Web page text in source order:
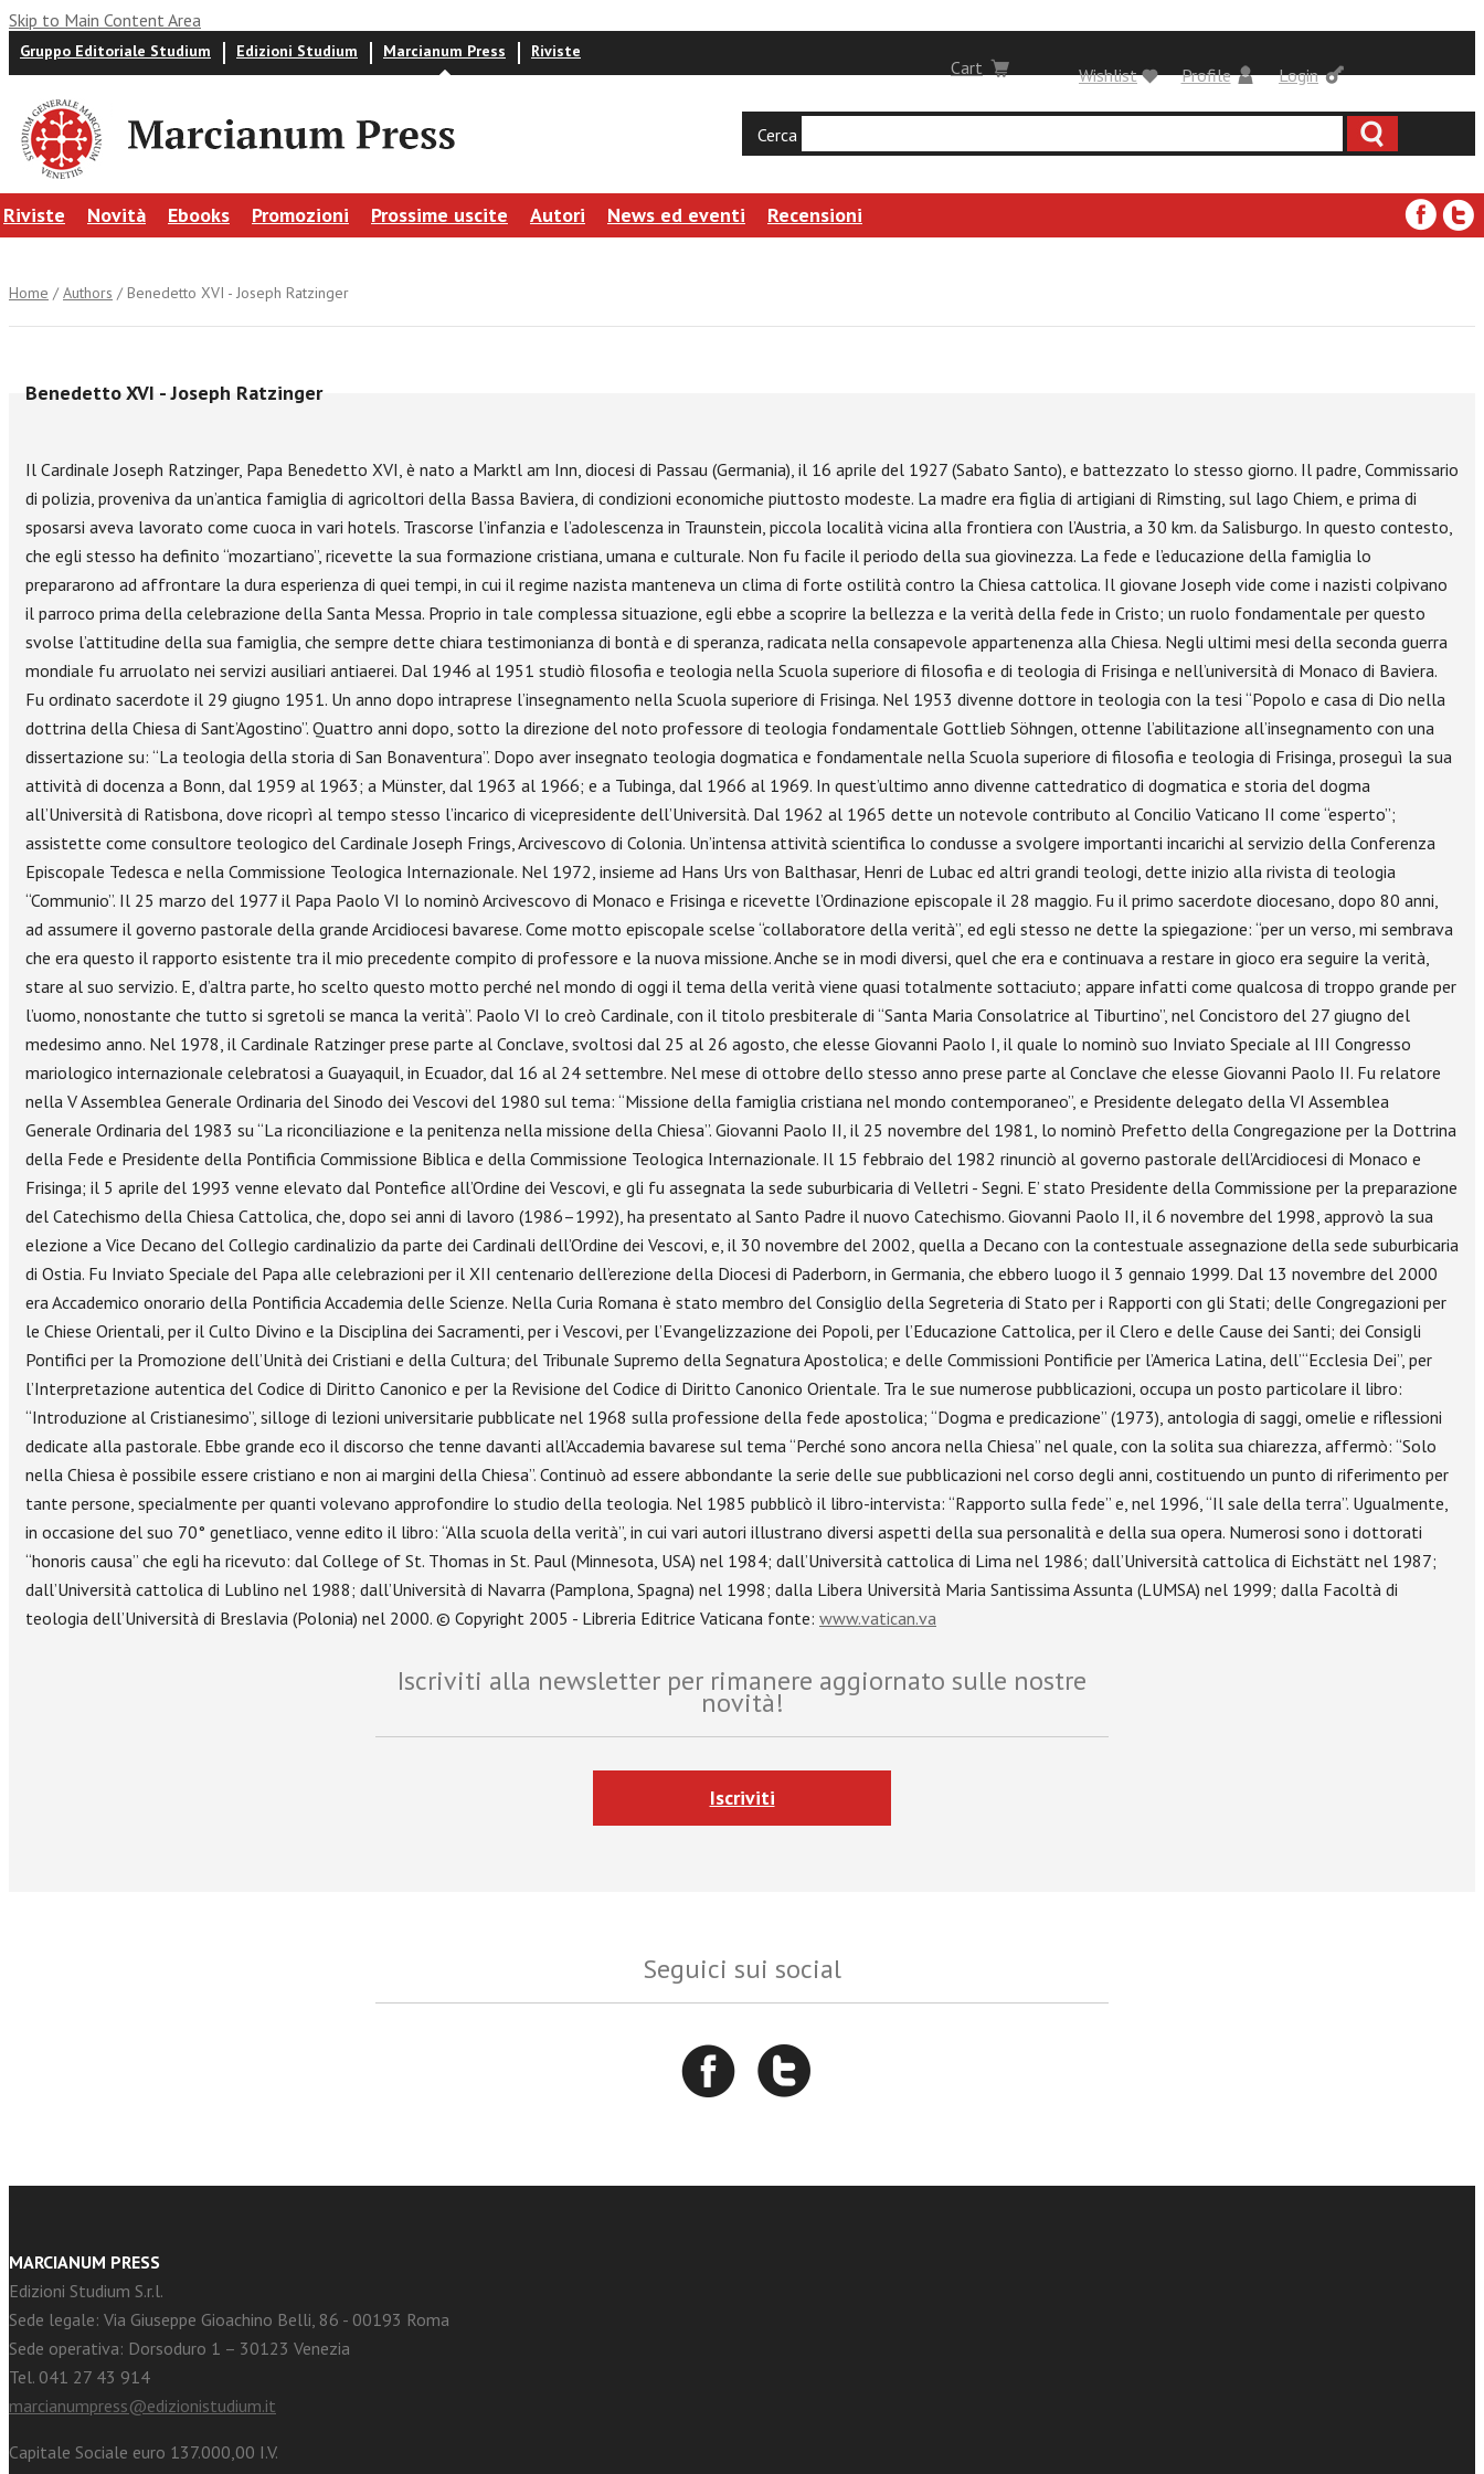
Skip to Main Content Area
Gruppo Editoriale Studium Edizioni Studium Marcianum Press Riviste
Login
Cart Profile
Wishlist
Cerca
Riviste Novità Ebooks Promozioni Prossime uscite Autori News ed eventi Recensioni
Home /Authors / Benedetto XVI - Joseph Ratzinger
Benedetto XVI - Joseph Ratzinger
Il Cardinale Joseph Ratzinger, Papa Benedetto XVI, è nato a Marktl am Inn, diocesi di Passau (Germania), il 16 aprile del 1927 (Sabato Santo), e battezzato lo stesso giorno. Il padre, Commissario
di polizia, proveniva da un’antica famiglia di agricoltori della Bassa Baviera, di condizioni economiche piuttosto modeste. La madre era figlia di artigiani di Rimsting, sul lago Chiem, e prima di
sposarsi aveva lavorato come cuoca in vari hotels. Trascorse l’infanzia e l’adolescenza in Traunstein, piccola località vicina alla frontiera con l’Austria, a 30 km. da Salisburgo. In questo contesto,
che egli stesso ha definito “mozartiano”, ricevette la sua formazione cristiana, umana e culturale. Non fu facile il periodo della sua giovinezza. La fede e l’educazione della famiglia lo
prepararono ad affrontare la dura esperienza di quei tempi, in cui il regime nazista manteneva un clima di forte ostilità contro la Chiesa cattolica. Il giovane Joseph vide come i nazisti colpivano
il parroco prima della celebrazione della Santa Messa. Proprio in tale complessa situazione, egli ebbe a scoprire la bellezza e la verità della fede in Cristo; un ruolo fondamentale per questo
svolse l’attitudine della sua famiglia, che sempre dette chiara testimonianza di bontà e di speranza, radicata nella consapevole appartenenza alla Chiesa. Negli ultimi mesi della seconda guerra
mondiale fu arruolato nei servizi ausiliari antiaerei. Dal 1946 al 1951 studiò filosofia e teologia nella Scuola superiore di filosofia e di teologia di Frisinga e nell’università di Monaco di Baviera.
Fu ordinato sacerdote il 29 giugno 1951. Un anno dopo intraprese l’insegnamento nella Scuola superiore di Frisinga. Nel 1953 divenne dottore in teologia con la tesi “Popolo e casa di Dio nella
dottrina della Chiesa di Sant’Agostino”. Quattro anni dopo, sotto la direzione del noto professore di teologia fondamentale Gottlieb Söhngen, ottenne l’abilitazione all’insegnamento con una
dissertazione su: “La teologia della storia di San Bonaventura”. Dopo aver insegnato teologia dogmatica e fondamentale nella Scuola superiore di filosofia e teologia di Frisinga, proseguì la sua
attività di docenza a Bonn, dal 1959 al 1963; a Münster, dal 1963 al 1966; e a Tubinga, dal 1966 al 1969. In quest’ultimo anno divenne cattedratico di dogmatica e storia del dogma
all’Università di Ratisbona, dove ricoprì al tempo stesso l’incarico di vicepresidente dell’Università. Dal 1962 al 1965 dette un notevole contributo al Concilio Vaticano II come “esperto”;
assistette come consultore teologico del Cardinale Joseph Frings, Arcivescovo di Colonia. Un’intensa attività scientifica lo condusse a svolgere importanti incarichi al servizio della Conferenza
Episcopale Tedesca e nella Commissione Teologica Internazionale. Nel 1972, insieme ad Hans Urs von Balthasar, Henri de Lubac ed altri grandi teologi, dette inizio alla rivista di teologia
“Communio”. Il 25 marzo del 1977 il Papa Paolo VI lo nominò Arcivescovo di Monaco e Frisinga e ricevette l’Ordinazione episcopale il 28 maggio. Fu il primo sacerdote diocesano, dopo 80 anni,
ad assumere il governo pastorale della grande Arcidiocesi bavarese. Come motto episcopale scelse “collaboratore della verità”, ed egli stesso ne dette la spiegazione: “per un verso, mi sembrava
che era questo il rapporto esistente tra il mio precedente compito di professore e la nuova missione. Anche se in modi diversi, quel che era e continuava a restare in gioco era seguire la verità,
stare al suo servizio. E, d’altra parte, ho scelto questo motto perché nel mondo di oggi il tema della verità viene quasi totalmente sottaciuto; appare infatti come qualcosa di troppo grande per
l’uomo, nonostante che tutto si sgretoli se manca la verità”. Paolo VI lo creò Cardinale, con il titolo presbiterale di “Santa Maria Consolatrice al Tiburtino”, nel Concistoro del 27 giugno del
medesimo anno. Nel 1978, il Cardinale Ratzinger prese parte al Conclave, svoltosi dal 25 al 26 agosto, che elesse Giovanni Paolo I, il quale lo nominò suo Inviato Speciale al III Congresso
mariologico internazionale celebratosi a Guayaquil, in Ecuador, dal 16 al 24 settembre. Nel mese di ottobre dello stesso anno prese parte al Conclave che elesse Giovanni Paolo II. Fu relatore
nella V Assemblea Generale Ordinaria del Sinodo dei Vescovi del 1980 sul tema: “Missione della famiglia cristiana nel mondo contemporaneo”, e Presidente delegato della VI Assemblea
Generale Ordinaria del 1983 su “La riconciliazione e la penitenza nella missione della Chiesa”. Giovanni Paolo II, il 25 novembre del 1981, lo nominò Prefetto della Congregazione per la Dottrina
della Fede e Presidente della Pontificia Commissione Biblica e della Commissione Teologica Internazionale. Il 15 febbraio del 1982 rinunciò al governo pastorale dell’Arcidiocesi di Monaco e
Frisinga; il 5 aprile del 1993 venne elevato dal Pontefice all’Ordine dei Vescovi, e gli fu assegnata la sede suburbicaria di Velletri - Segni. E’ stato Presidente della Commissione per la preparazione
del Catechismo della Chiesa Cattolica, che, dopo sei anni di lavoro (1986–1992), ha presentato al Santo Padre il nuovo Catechismo. Giovanni Paolo II, il 6 novembre del 1998, approvò la sua
elezione a Vice Decano del Collegio cardinalizio da parte dei Cardinali dell’Ordine dei Vescovi, e, il 30 novembre del 2002, quella a Decano con la contestuale assegnazione della sede suburbicaria
di Ostia. Fu Inviato Speciale del Papa alle celebrazioni per il XII centenario dell’erezione della Diocesi di Paderborn, in Germania, che ebbero luogo il 3 gennaio 1999. Dal 13 novembre del 2000
era Accademico onorario della Pontificia Accademia delle Scienze. Nella Curia Romana è stato membro del Consiglio della Segreteria di Stato per i Rapporti con gli Stati; delle Congregazioni per
le Chiese Orientali, per il Culto Divino e la Disciplina dei Sacramenti, per i Vescovi, per l’Evangelizzazione dei Popoli, per l’Educazione Cattolica, per il Clero e delle Cause dei Santi; dei Consigli
Pontifici per la Promozione dell’Unità dei Cristiani e della Cultura; del Tribunale Supremo della Segnatura Apostolica; e delle Commissioni Pontificie per l’America Latina, dell’“Ecclesia Dei”, per
l’Interpretazione autentica del Codice di Diritto Canonico e per la Revisione del Codice di Diritto Canonico Orientale. Tra le sue numerose pubblicazioni, occupa un posto particolare il libro:
“Introduzione al Cristianesimo”, silloge di lezioni universitarie pubblicate nel 1968 sulla professione della fede apostolica; “Dogma e predicazione” (1973), antologia di saggi, omelie e riflessioni
dedicate alla pastorale. Ebbe grande eco il discorso che tenne davanti all’Accademia bavarese sul tema “Perché sono ancora nella Chiesa” nel quale, con la solita sua chiarezza, affermò: “Solo
nella Chiesa è possibile essere cristiano e non ai margini della Chiesa”. Continuò ad essere abbondante la serie delle sue pubblicazioni nel corso degli anni, costituendo un punto di riferimento per
tante persone, specialmente per quanti volevano approfondire lo studio della teologia. Nel 1985 pubblicò il libro-intervista: “Rapporto sulla fede” e, nel 1996, “Il sale della terra”. Ugualmente,
in occasione del suo 70° genetliaco, venne edito il libro: “Alla scuola della verità”, in cui vari autori illustrano diversi aspetti della sua personalità e della sua opera. Numerosi sono i dottorati
“honoris causa” che egli ha ricevuto: dal College of St. Thomas in St. Paul (Minnesota, USA) nel 1984; dall’Università cattolica di Lima nel 1986; dall’Università cattolica di Eichstätt nel 1987;
dall’Università cattolica di Lublino nel 1988; dall’Università di Navarra (Pamplona, Spagna) nel 1998; dalla Libera Università Maria Santissima Assunta (LUMSA) nel 1999; dalla Facoltà di
teologia dell’Università di Breslavia (Polonia) nel 2000. © Copyright 2005 - Libreria Editrice Vaticana fonte: www.vatican.va
Iscriviti alla newsletter per rimanere aggiornato sulle nostre
novità!
Iscriviti
Seguici sui social
MARCIANUM PRESS
Edizioni Studium S.r.l.
Sede legale: Via Giuseppe Gioachino Belli, 86 - 00193 Roma
Sede operativa: Dorsoduro 1 – 30123 Venezia
Tel. 041 27 43 914
marcianumpress@edizionistudium.it
Capitale Sociale euro 137.000,00 I.V.